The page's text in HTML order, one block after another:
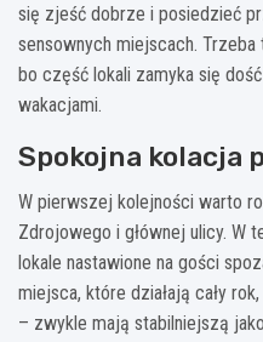
się zjeść dobrze i posiedzieć
sensownych miejscach.
bo część lokali zamyka się
wakacjami.
Spokojna kolacja
W pierwszej kolejności warto
Zdrojowego i głównej ulicy. W
lokale nastawione na gości
miejsca, które działają cały
– zwykle mają stabilniejszą